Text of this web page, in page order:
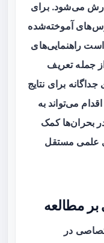
می‌شود. برای
آموخته‌شده
است راهنمایی‌های
جمله تعریف
برای نتایج
می‌تواند به
بحران‌ها کمک
علمی مستقل
بر مطالعه
در